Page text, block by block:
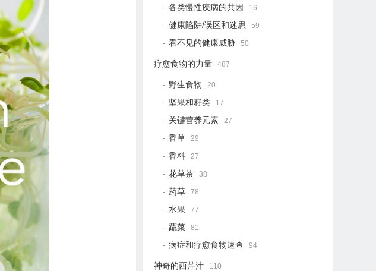
各类慢性疾病的共因 16
健康陷阱/误区和迷思 59
看不见的健康威胁 50
疗愈食物的力量 487
野生食物 20
坚果和籽类 17
关键营养元素 27
香草 29
香料 27
花草茶 38
药草 78
水果 77
蔬菜 81
病症和疗愈食物速查 94
神奇的西芹汁 110